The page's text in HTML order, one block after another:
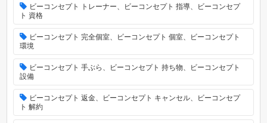
ビーコンセプト トレーナー、ビーコンセプト 指導、ビーコンセプ
ト 資格
ビーコンセプト 完全個室、ビーコンセプト 個室、ビーコンセプト
環境
ビーコンセプト 手ぶら、ビーコンセプト 持ち物、ビーコンセプト
設備
ビーコンセプト 返金、ビーコンセプト キャンセル、ビーコンセプ
ト 解約